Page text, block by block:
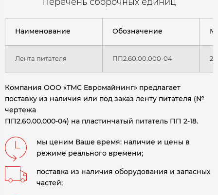
Наименование Обозначение
Лента питателя ПП2.60.00.000-04
Компания ООО «ТМС Евромайнинг» предлагает
поставку из наличия или под заказ ленту питателя (№
чертежа
ПП2.60.00.000-04) на пластинчатый питатель ПП 2-18.
мы ценим Ваше время: наличие и цены в
режиме реального времени;
поставка из наличия оборудования и запасных
частей;